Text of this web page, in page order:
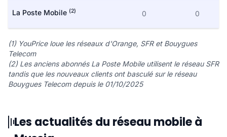
La Poste Mobile (2) 0 0
(1) YouPrice loue les réseaux d'Orange, SFR et Bouygues
Telecom
(2) Les anciens abonnés La Poste Mobile utilisent le réseau SFR
tandis que les nouveaux clients ont basculé sur le réseau
Bouygues Telecom depuis le 01/10/2025
Les actualités du réseau mobile à